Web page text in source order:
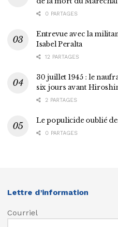
0 PARTAGES
Entrevue avec la
Isabel Peralta
12 PARTAGES
30 juillet 1945 : le
six jours avant
2 PARTAGES
Le populicide oublié
0 PARTAGES
Lettre d’information
Courriel